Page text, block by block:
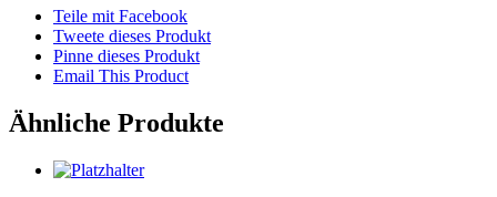
Teile mit Facebook
Tweete dieses Produkt
Pinne dieses Produkt
Email This Product
Ähnliche Produkte